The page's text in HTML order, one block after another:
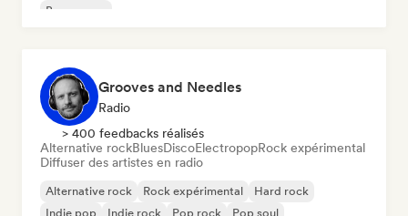
Bossa nova
Grooves and Needles
Radio
> 400 feedbacks réalisés
Alternative rockBluesDiscoElectropopRock expérimental
Diffuser des artistes en radio
Alternative rock Rock expérimental
Hard rock
Indie pop
Indie rock Pop rock
Pop soul